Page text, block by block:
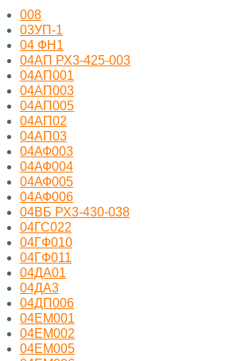
008
03УП-1
04 ФН1
04АП РХ3-425-003
04АП001
04АП003
04АП005
04АП02
04АП03
04АФ003
04АФ004
04АФ005
04АФ006
04ВБ РХ3-430-038
04ГС022
04ГФ010
04ГФ011
04ДА01
04ДА3
04ДП006
04ЕМ001
04ЕМ002
04ЕМ005